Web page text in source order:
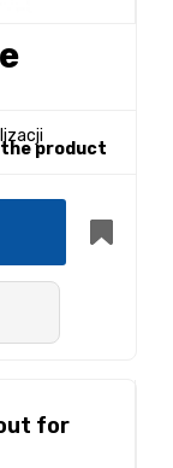
product
for